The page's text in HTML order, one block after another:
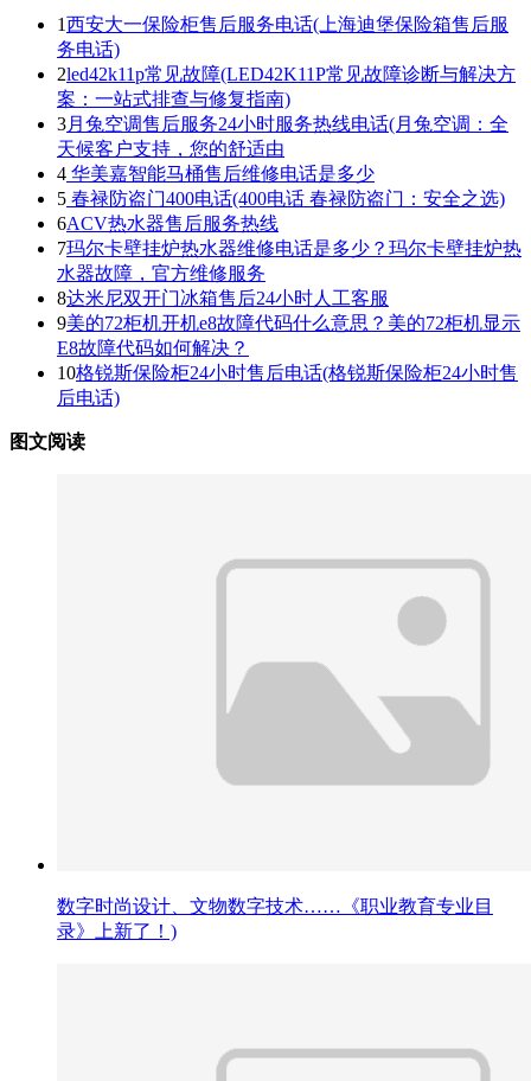
1西安大一保险柜售后服务电话(上海迪堡保险箱售后服
务电话)
2led42k11p常见故障(LED42K11P常见故障诊断与解决方
案：一站式排查与修复指南)
3月兔空调售后服务24小时服务热线电话(月兔空调：全
天候客户支持，您的舒适由
4 华美嘉智能马桶售后维修电话是多少
5 春禄防盗门400电话(400电话 春禄防盗门：安全之选)
6ACV热水器售后服务热线
7玛尔卡壁挂炉热水器维修电话是多少？玛尔卡壁挂炉热
水器故障，官方维修服务
8达米尼双开门冰箱售后24小时人工客服
9美的72柜机开机e8故障代码什么意思？美的72柜机显示
E8故障代码如何解决？
10格锐斯保险柜24小时售后电话(格锐斯保险柜24小时售
后电话)
图文阅读
数字时尚设计、文物数字技术……《职业教育专业目
录》上新了！)